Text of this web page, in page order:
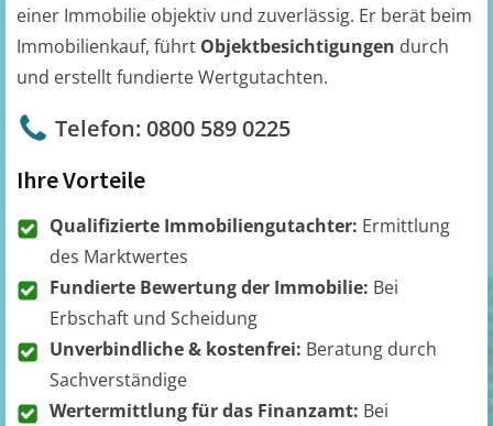
einer Immobilie objektiv und zuverlässig. Er berät beim
Immobilienkauf, führt Objektbesichtigungen durch
und erstellt fundierte Wertgutachten.
Telefon: 0800 589 0225
Ihre Vorteile
Qualifizierte Immobiliengutachter: Ermittlung
des Marktwertes
Fundierte Bewertung der Immobilie: Bei
Erbschaft und Scheidung
Unverbindliche & kostenfrei: Beratung durch
Sachverständige
Wertermittlung für das Finanzamt: Bei